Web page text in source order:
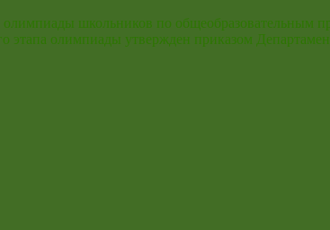
олимпиады школьников по общеобразовательным
этапа олимпиады утвержден приказом